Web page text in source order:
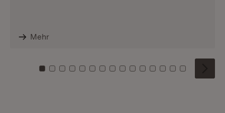
Mehr
Zu Kachel: 0
Zu Kachel: 1
Zu Kachel: 2
Zu Kachel: 3
Zu Kachel: 4
Zu Kachel: 5
Zu Kachel: 6
Zu Kachel: 7
Zu Kachel: 8
Zu Kachel: 9
Zu Kachel: 10
Zu Kachel: 11
Zu Kachel: 12
Zu Kachel:
Zu